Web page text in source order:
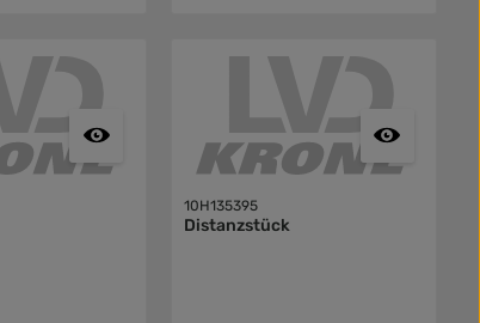
10H135395
Distanzstück